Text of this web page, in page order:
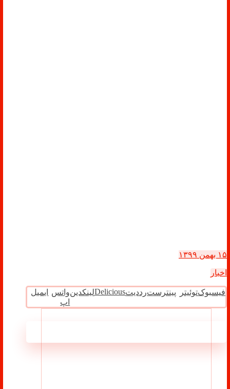
۱۵ بهمن ۱۳۹۹
اخبار
فیسبوکتوئیتر پینترسترددیتDeliciousلینکدینواتس
اپ
ایمیل